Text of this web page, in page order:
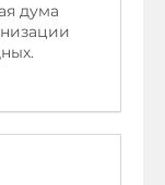
дума